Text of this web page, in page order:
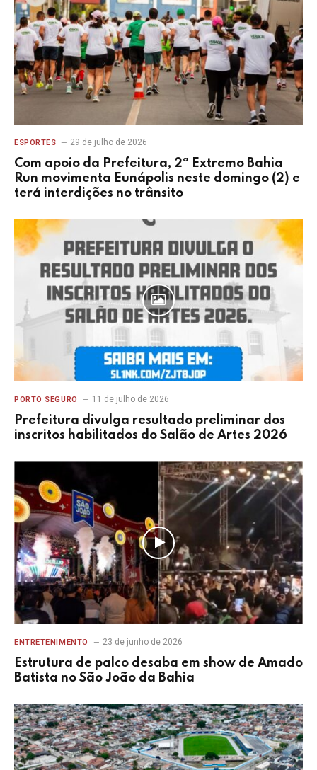
ESPORTES 29 de julho de 2026
Com apoio da Prefeitura, 2ª Extremo Bahia
Run movimenta Eunápolis neste domingo (2) e
terá interdições no trânsito
PORTO SEGURO 11 de julho de 2026
Prefeitura divulga resultado preliminar dos
inscritos habilitados do Salão de Artes 2026
ENTRETENIMENTO 23 de junho de 2026
Estrutura de palco desaba em show de Amado
Batista no São João da Bahia